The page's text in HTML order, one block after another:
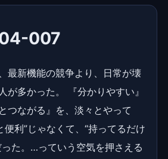
007
最新機能の競争より、日常が壊
が多かった。 『分かりやすい』
つながる』を、淡々とやって
便利”じゃなくて、“持ってるだけ
た。…っていう空気を押さえる